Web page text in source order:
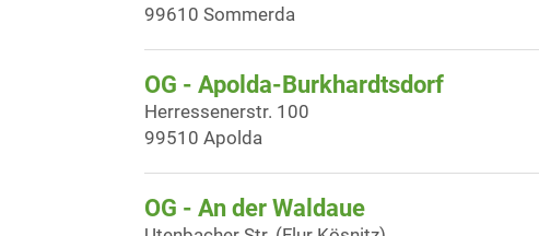
99610 Sommerda
OG - Apolda-Burkhardtsdorf
Herressenerstr. 100
99510 Apolda
OG - An der Waldaue